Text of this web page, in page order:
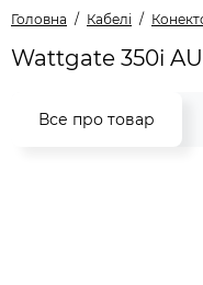
Головна Кабелі
Wattgate 350i AU
Все про товар